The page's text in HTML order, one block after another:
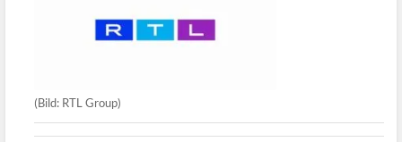
(Bild: RTL Group)